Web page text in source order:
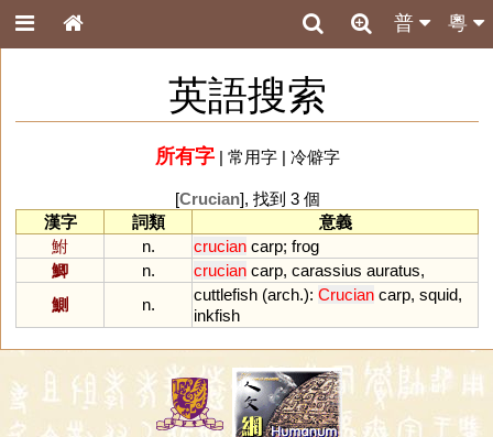
粵
普
英語搜索
所有字| 常用字| 冷僻字
[Crucian], 找到 3 個
漢字
詞類
意義
鮒
n. crucian carp; frog
鯽
n. crucian carp, carassius auratus,
鰂
n.
cuttlefish (arch.): Crucian carp, squid,
inkfish